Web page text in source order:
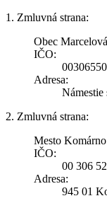
1. Zmluvná strana:
Obec Marcelová
IČO:
00306550
Adresa:
2. Zmluvná strana:
Mesto Komárno
IČO:
00 306
Adresa:
945 01